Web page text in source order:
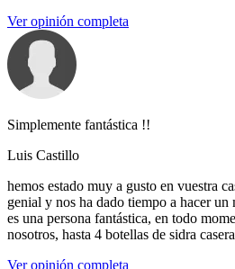
Ver opinión completa
Simplemente fantástica !!
Luis Castillo
hemos estado muy a gusto en vuestra
genial y nos ha dado tiempo a hacer
es una persona fantástica, en todo
nosotros, hasta 4 botellas de sidra
Ver opinión completa